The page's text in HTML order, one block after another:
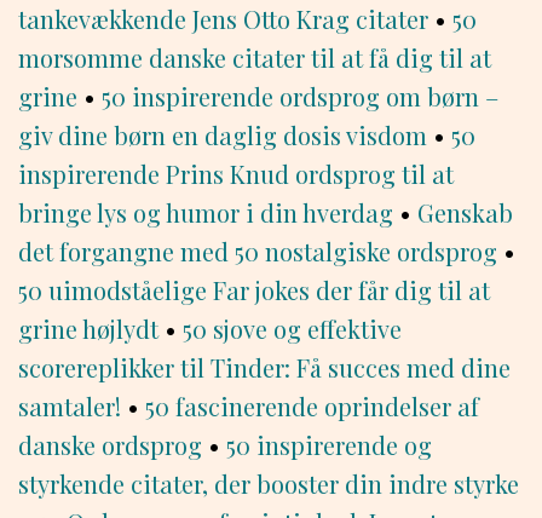
tankevækkende Jens Otto Krag citater • 50
morsomme danske citater til at få dig til at
grine • 50 inspirerende ordsprog om børn –
giv dine børn en daglig dosis visdom • 50
inspirerende Prins Knud ordsprog til at
bringe lys og humor i din hverdag • Genskab
det forgangne med 50 nostalgiske ordsprog •
50 uimodståelige Far jokes der får dig til at
grine højlydt• 50 sjove og effektive
scorereplikker til Tinder: Få succes med dine
samtaler! • 50 fascinerende oprindelser af
danske ordsprog • 50 inspirerende og
styrkende citater, der booster din indre styrke